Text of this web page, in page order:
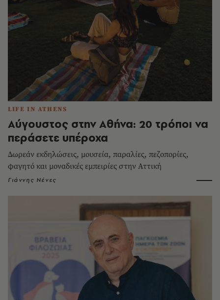
LIFE IN ATHENS
Αύγουστος στην Αθήνα: 20 τρόποι να
περάσετε υπέροχα
Δωρεάν εκδηλώσεις, μουσεία, παραλίες, πεζοπορίες,
φαγητό και μοναδικές εμπειρίες στην Αττική
Γιάννης Νένες